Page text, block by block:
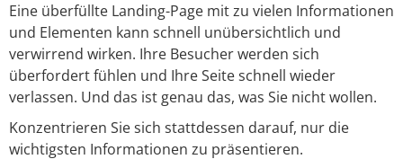
Eine überfüllte Landing-Page mit zu vielen Informationen
und Elementen kann schnell unübersichtlich und
verwirrend wirken. Ihre Besucher werden sich
überfordert fühlen und Ihre Seite schnell wieder
verlassen. Und das ist genau das, was Sie nicht wollen.
Konzentrieren Sie sich stattdessen darauf, nur die
wichtigsten Informationen zu präsentieren.